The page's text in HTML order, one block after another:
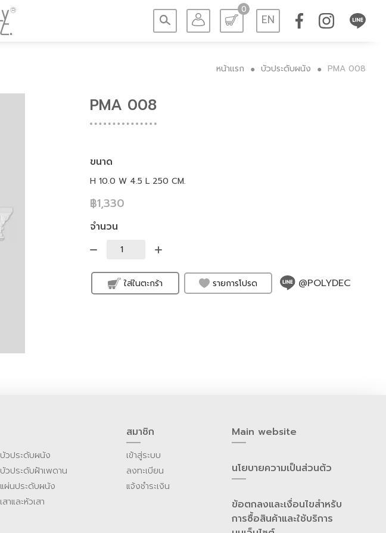
0
EN
หน้าแรก ● บัวประดับผนัง ● PMA 008
PMA 008
ขนาด
H 10.0 W 4.5 L 250 CM.
฿1,330
จำนวน
ใส่ในตะกร้า รายการโปรด @POLYDEC
บัวประดับผนัง
บัวประดับฝ้าเพดาน
แผ่นประดับผนัง
เสาและหัวเสา
สมาชิก
เข้าสู่ระบบ
ลงทะเบียน
แจ้งชำระเงิน
Main website
นโยบายความเป็นส่วนต้ว
ข้อตกลงและเงื่อนไขสำหรับ
การซื้อสินค้าและใช้บริการ